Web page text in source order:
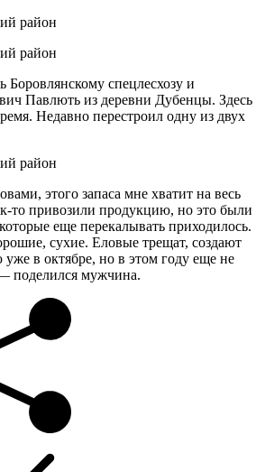
Боровлянскому спецлесхозу и
Павлють из деревни Дубенцы. Здесь
Недавно перестроил одну из двух
этого запаса мне хватит на весь
то привозили продукцию, но это были
еще перекалывать приходилось.
сухие. Еловые трещат, создают
в октябре, но в этом году еще не
поделился мужчина.